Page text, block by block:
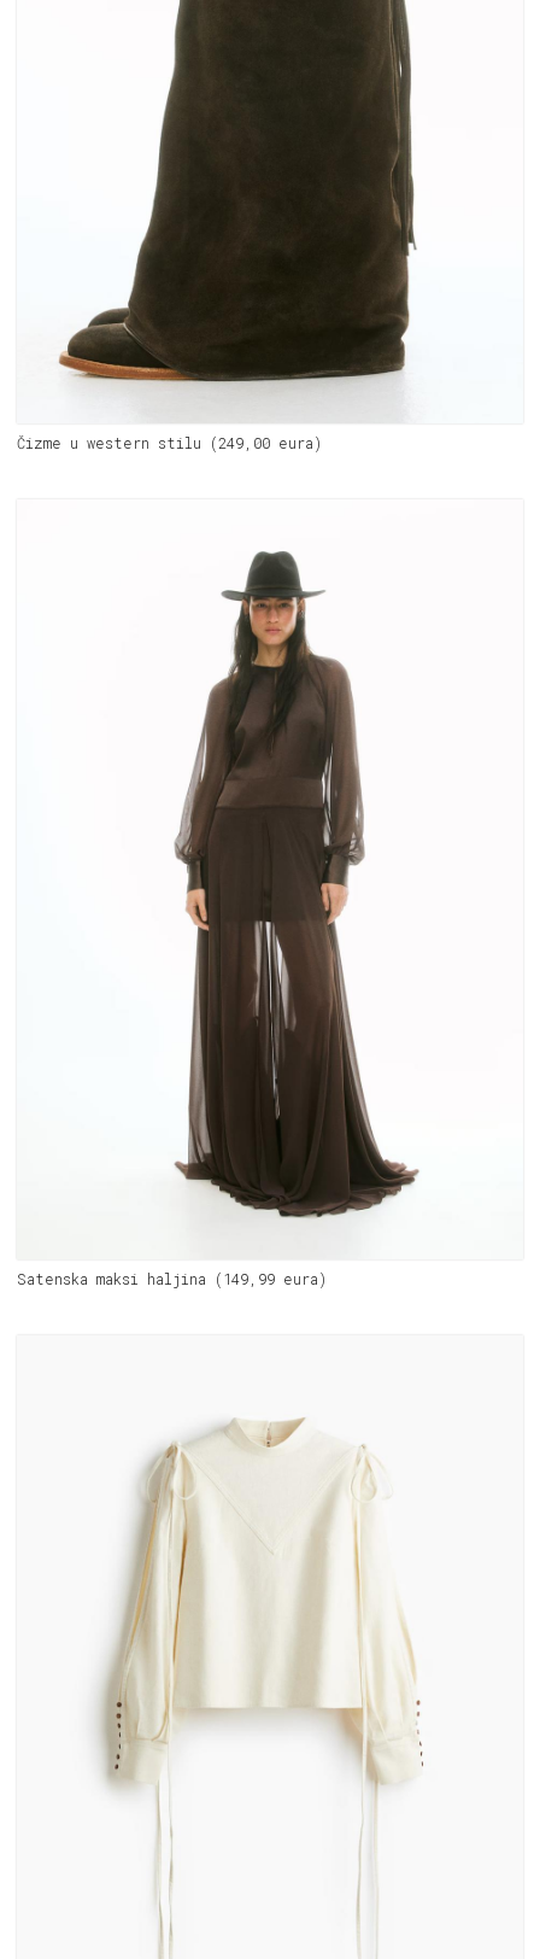
Čizme u western stilu (249,00 eura)
Satenska maksi haljina (149,99 eura)